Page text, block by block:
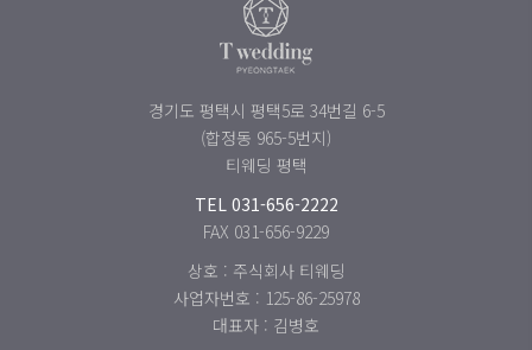
경기도 평택시 평택5로 34번길 6-5
(합정동 965-5번지)
티웨딩 평택
TEL 031-656-2222
FAX 031-656-9229
상호 : 주식회사 티웨딩
사업자번호 : 125-86-25978
대표자 : 김병호